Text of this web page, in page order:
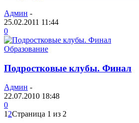
Админ -
25.02.2011 11:44
0
Образование
Подростковые клубы. Финал
Админ -
22.07.2010 18:48
0
1 2Страница 1 из 2